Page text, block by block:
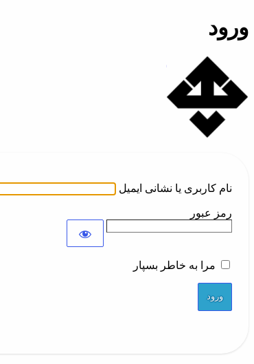
ورود
نام کاربری یا نشانی ایمیل
رمز عبور
مرا به خاطر بسپار